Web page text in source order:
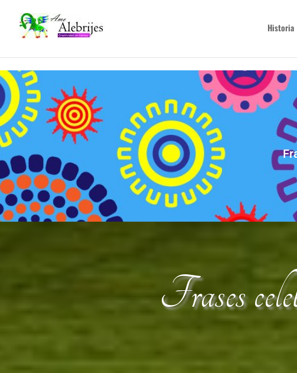
Historia
Frases